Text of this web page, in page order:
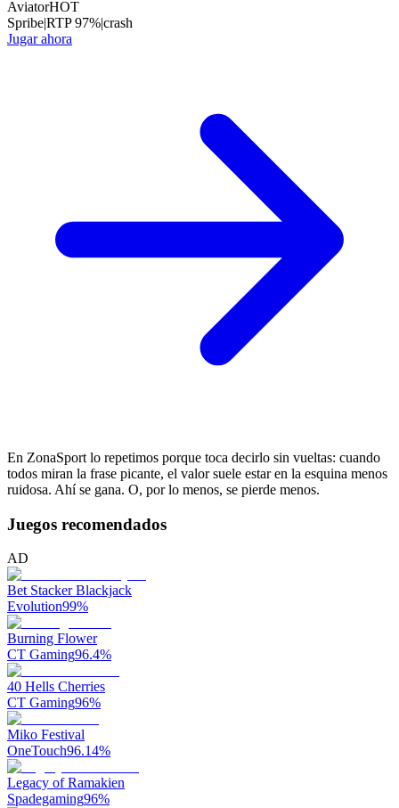
AviatorHOT
Spribe|RTP97%|crash
Jugar ahora
En ZonaSport lo repetimos porque toca decirlo sin vueltas: cuando
todos miran la frase picante, el valor suele estar en la esquina menos
ruidosa. Ahí se gana. O, por lo menos, se pierde menos.
Juegos recomendados
AD
Bet Stacker Blackjack
Evolution99%
Burning Flower
CT Gaming96.4%
40 Hells Cherries
CT Gaming96%
Miko Festival
OneTouch96.14%
Legacy of Ramakien
Spadegaming96%